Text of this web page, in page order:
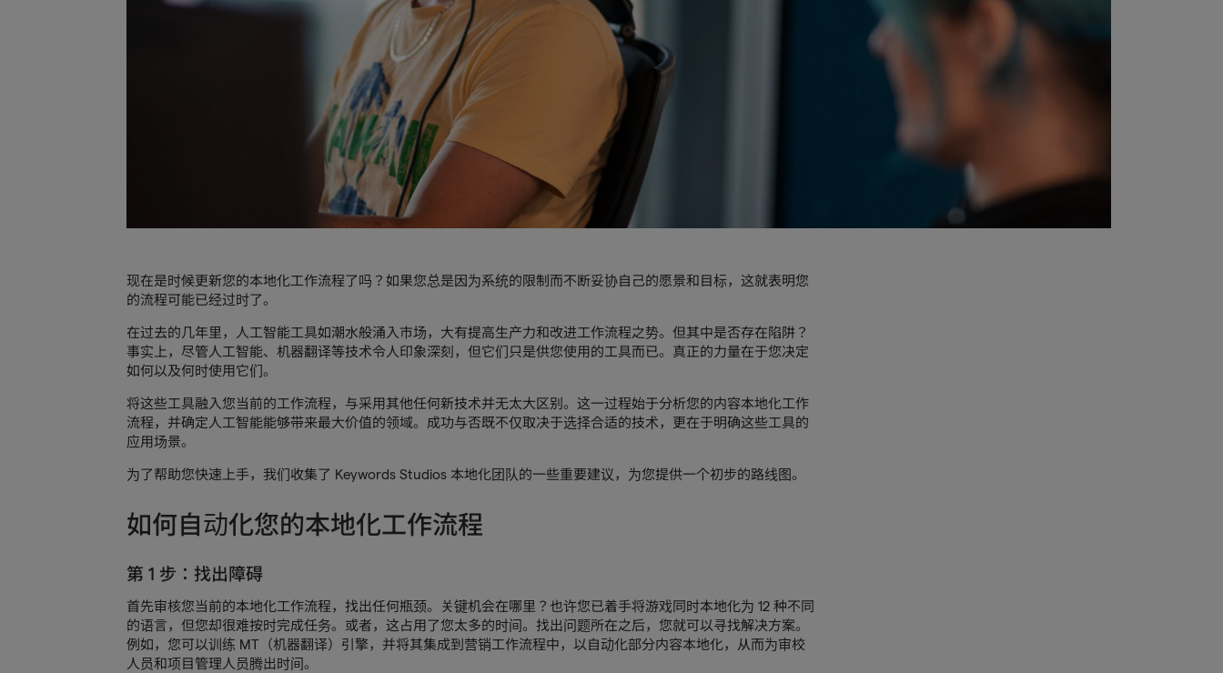
现在是时候更新您的本地化工作流程了吗？如果您总是因为系统的限制而不断妥协自己的愿景和目标，这就表明您
的流程可能已经过时了。
在过去的几年里，人工智能工具如潮水般涌入市场，大有提高生产力和改进工作流程之势。但其中是否存在陷阱？
事实上，尽管人工智能、机器翻译等技术令人印象深刻，但它们只是供您使用的工具而已。真正的力量在于您决定
如何以及何时使用它们。
将这些工具融入您当前的工作流程，与采用其他任何新技术并无太大区别。这一过程始于分析您的内容本地化工作
流程，并确定人工智能能够带来最大价值的领域。成功与否既不仅取决于选择合适的技术，更在于明确这些工具的
应用场景。
为了帮助您快速上手，我们收集了 Keywords Studios 本地化团队的一些重要建议，为您提供一个初步的路线图。
如何自动化您的本地化工作流程
第 1 步：找出障碍
首先审核您当前的本地化工作流程，找出任何瓶颈。关键机会在哪里？也许您已着手将游戏同时本地化为 12 种不同
的语言，但您却很难按时完成任务。或者，这占用了您太多的时间。找出问题所在之后，您就可以寻找解决方案。
例如，您可以训练 MT（机器翻译）引擎，并将其集成到营销工作流程中，以自动化部分内容本地化，从而为审校
人员和项目管理人员腾出时间。